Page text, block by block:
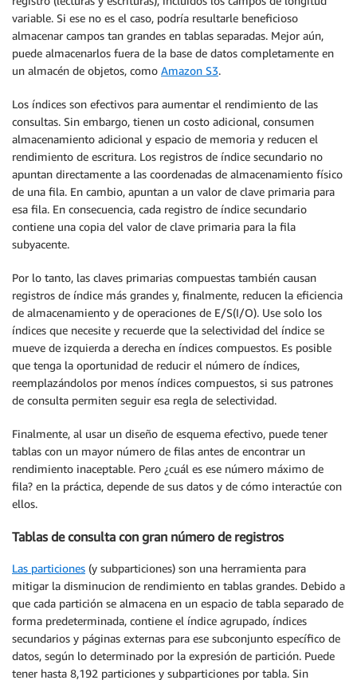
variable. Si ese no es el caso, podría resultarle beneficioso
almacenar campos tan grandes en tablas separadas. Mejor aún,
puede almacenarlos fuera de la base de datos completamente en
un almacén de objetos, como Amazon S3.
Los índices son efectivos para aumentar el rendimiento de las
consultas. Sin embargo, tienen un costo adicional, consumen
almacenamiento adicional y espacio de memoria y reducen el
rendimiento de escritura. Los registros de índice secundario no
apuntan directamente a las coordenadas de almacenamiento físico
de una fila. En cambio, apuntan a un valor de clave primaria para
esa fila. En consecuencia, cada registro de índice secundario
contiene una copia del valor de clave primaria para la fila
subyacente.
Por lo tanto, las claves primarias compuestas también causan
registros de índice más grandes y, finalmente, reducen la eficiencia
de almacenamiento y de operaciones de E/S(I/O). Use solo los
índices que necesite y recuerde que la selectividad del índice se
mueve de izquierda a derecha en índices compuestos. Es posible
que tenga la oportunidad de reducir el número de índices,
reemplazándolos por menos índices compuestos, si sus patrones
de consulta permiten seguir esa regla de selectividad.
Finalmente, al usar un diseño de esquema efectivo, puede tener
tablas con un mayor número de filas antes de encontrar un
rendimiento inaceptable. Pero ¿cuál es ese número máximo de
fila? en la práctica, depende de sus datos y de cómo interactúe con
ellos.
Tablas de consulta con gran número de registros
Las particiones (y subparticiones) son una herramienta para
mitigar la disminucion de rendimiento en tablas grandes. Debido a
que cada partición se almacena en un espacio de tabla separado de
forma predeterminada, contiene el índice agrupado, índices
secundarios y páginas externas para ese subconjunto específico de
datos, según lo determinado por la expresión de partición. Puede
tener hasta 8,192 particiones y subparticiones por tabla. Sin